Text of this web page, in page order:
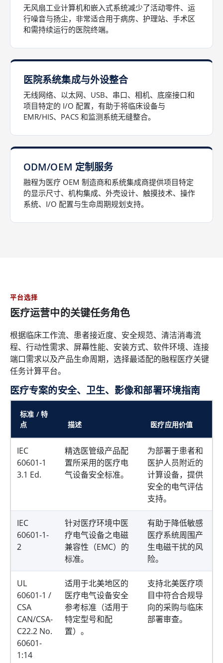
无风扇工业计算机和嵌入式系统减少了活动零件、运
行噪音与扬尘，非常适合用于病房、护理站、手术区
和需持续运行的医院终端。
医院系统集成与外设整合
无线网络、以太网、USB、串口、相机、底座接口和
项目特定的 I/O 配置，有助于将临床设备与
EMR/HIS、PACS 和监测系统无缝整合。
ODM/OEM 定制服务
融程为医疗 OEM 制造商和系统集成商提供项目特定
的显示尺寸、机构集成、外壳设计、触摸技术、操作
系统、I/O 配置与生命周期规划支持。
平台选择
医疗运营中的关键任务角色
根据临床工作流、患者接近度、安全规范、清洁消毒流
程、行动性需求、屏幕性能、安装方式、软件环境、连接
端口需求以及产品生命周期，选择最适配的融程医疗关键
任务计算平台。
医疗专案的安全、卫生、影像和部署环境指南
标准 / 特
点
描述 医疗应用价值
IEC
60601-1
3.1 Ed.
精选医管级产品配
置所采用的医疗电
气设备安全标准。
为部署于患者和
医护人员附近的
计算设备，提供
安全的电气评估
支持。
IEC
60601-1-
2
针对医疗环境中医
疗电气设备之电磁
兼容性（EMC）的
标准。
有助于降低敏感
医疗系统周围产
生电磁干扰的风
险。
UL
60601-1 /
CSA
CAN/CSA-
C22.2 No.
60601-
1:14
适用于北美地区的
医疗电气设备安全
参考标准（适用于
特定型号和配
置）。
支持北美医疗项
目中符合合规导
向的采购与临床
部署审查。